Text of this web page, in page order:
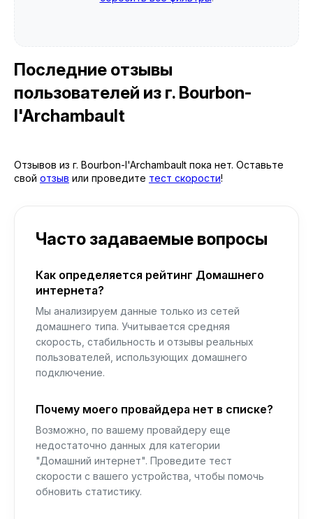
Последние отзывы
пользователей из г. Bourbon-
l'Archambault
Отзывов из г. Bourbon-l'Archambault пока нет. Оставьте
свой отзыв или проведите тест скорости!
Часто задаваемые вопросы
Как определяется рейтинг Домашнего
интернета?
Мы анализируем данные только из сетей
домашнего типа. Учитывается средняя
скорость, стабильность и отзывы реальных
пользователей, использующих домашнего
подключение.
Почему моего провайдера нет в списке?
Возможно, по вашему провайдеру еще
недостаточно данных для категории
"Домашний интернет". Проведите тест
скорости с вашего устройства, чтобы помочь
обновить статистику.